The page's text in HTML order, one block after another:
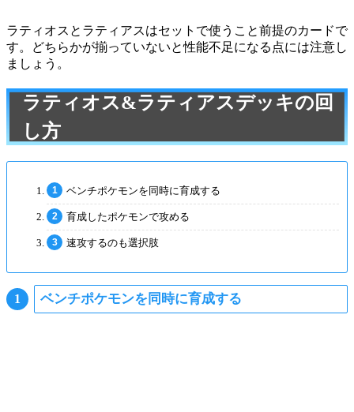
ラティオス と ラティアスはセットで使うこと前提のカードで
す。どちらかが揃っていないと性能不足になる点には注意し
ましょう。
ラティオス&ラティアスデッキの回
し方
ベンチポケモンを同時に育成する
育成したポケモンで攻める
速攻するのも選択肢
ベンチポケモンを同時に育成する